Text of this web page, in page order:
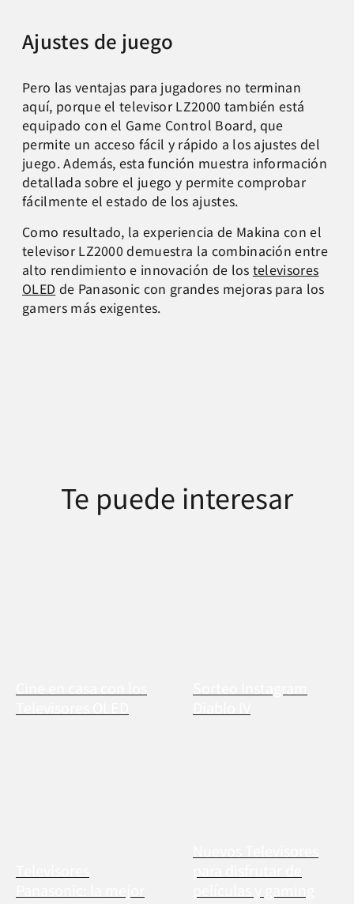
Ajustes de juego
Pero las ventajas para jugadores no terminan
aquí, porque el televisor LZ2000 también está
equipado con el Game Control Board, que
permite un acceso fácil y rápido a los ajustes del
juego. Además, esta función muestra información
detallada sobre el juego y permite comprobar
fácilmente el estado de los ajustes.
Como resultado, la experiencia de Makina con el
televisor LZ2000 demuestra la combinación entre
alto rendimiento e innovación de los televisores
OLED de Panasonic con grandes mejoras para los
gamers más exigentes.
Te puede interesar